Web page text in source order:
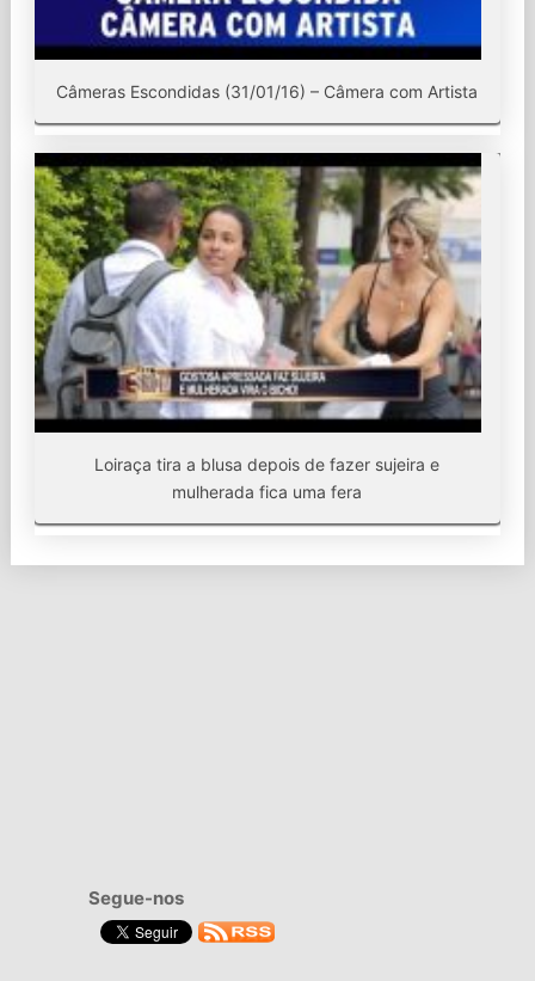
Câmeras Escondidas (31/01/16) – Câmera com Artista
Loiraça tira a blusa depois de fazer sujeira e
mulherada fica uma fera
Segue-nos